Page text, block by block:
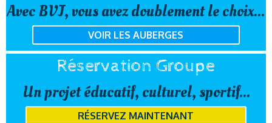
Avec BVJ, vous avez doublement le choix...
VOIR LES AUBERGES
Réservation Groupe
Un projet éducatif, culturel, sportif...
RÉSERVEZ MAINTENANT